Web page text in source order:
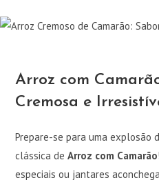
Arroz com
Cremosa e
Prepare-se para uma explosão
clássica deArroz com Camarão
especiais ou jantares